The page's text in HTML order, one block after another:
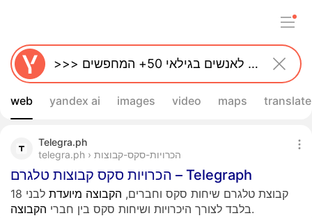
web yandex ai images video maps translate
Telegra.ph
telegra.ph › הכרויות-סקס-קבוצות
הכרויות סקס קבוצות טלגרם – Telegraph
קבוצת טלגרם שיחות סקס וחברים, הקבוצה מיועדת
לבני 18
בלבד לצורך היכרויות ושיחות סקס בין חברי הקבוצה .